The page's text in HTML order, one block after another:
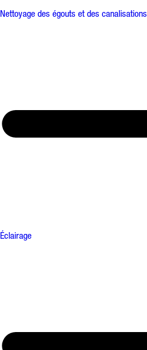
Nettoyage des égouts et des canalisations
Éclairage